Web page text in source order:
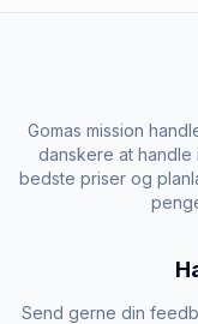
Gomas mission
danskere at
bedste priser og
Send gerne din